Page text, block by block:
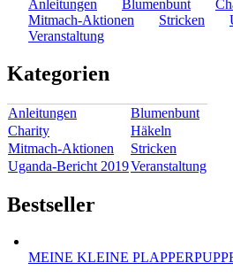
Anleitungen Blumenbunt
Mitmach-Aktionen
Stricken
Veranstaltung
Kategorien
Anleitungen
Blumenbunt
Charity
Häkeln
Mitmach-Aktionen
Stricken
Uganda-Bericht 2019Veranstaltung
Bestseller
MEINE KLEINE